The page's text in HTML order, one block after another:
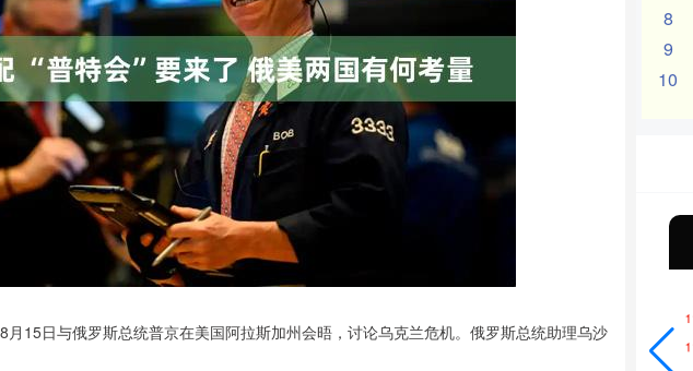
15日与俄罗斯总统普京在美国阿拉斯加州会晤，讨论乌克兰危机。俄罗斯总统助理乌沙
8
9
10
200.89 1.42% 沪深300